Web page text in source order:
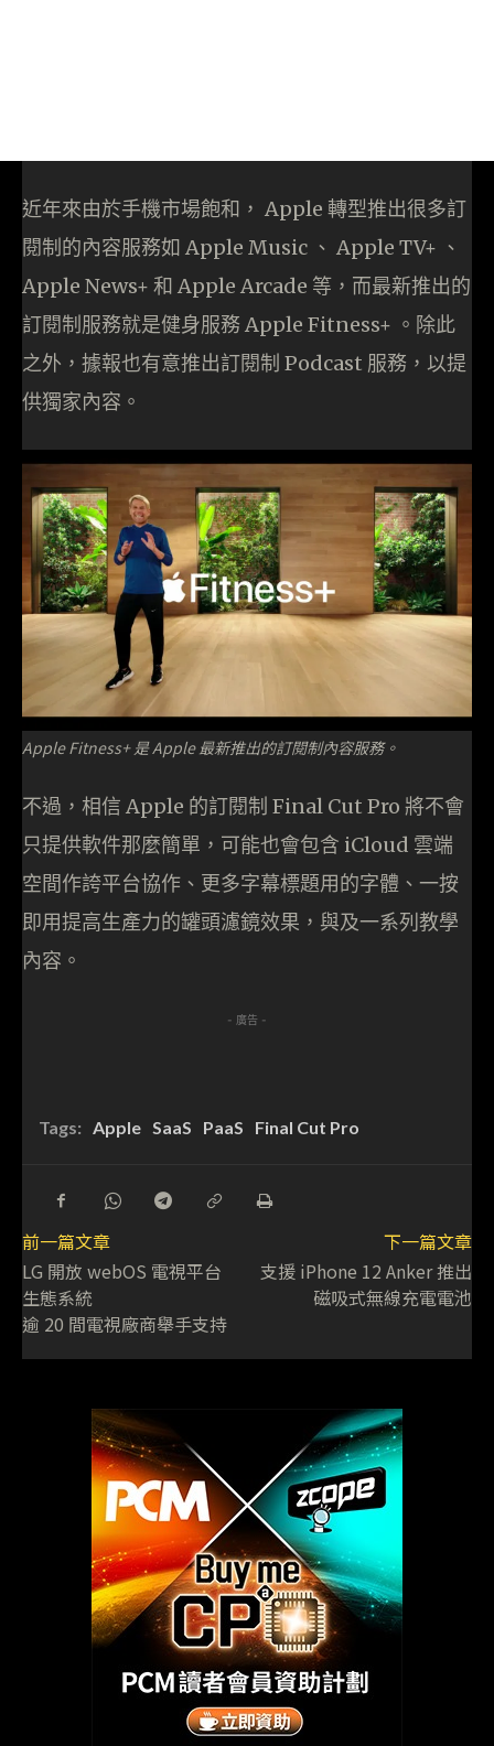
近年來由於手機市場飽和， Apple 轉型推出很多訂
閱制的內容服務如 Apple Music 、 Apple TV+ 、
Apple News+ 和 Apple Arcade 等，而最新推出的
訂閱制服務就是健身服務 Apple Fitness+ 。除此
之外，據報也有意推出訂閱制 Podcast 服務，以提
供獨家內容。
Apple Fitness+ 是 Apple 最新推出的訂閱制內容服務。
不過，相信 Apple 的訂閱制 Final Cut Pro 將不會
只提供軟件那麼簡單，可能也會包含 iCloud 雲端
空間作誇平台協作、更多字幕標題用的字體、一按
即用提高生產力的罐頭濾鏡效果，與及一系列教學
內容。
- 廣告 -
Tags: Apple SaaS PaaS Final Cut Pro
前一篇文章
LG 開放 webOS 電視平台
生態系統
逾 20 間電視廠商舉手支持
下一篇文章
支援 iPhone 12 Anker 推出
磁吸式無線充電電池